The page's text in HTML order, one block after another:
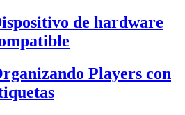
de hardware
Players con